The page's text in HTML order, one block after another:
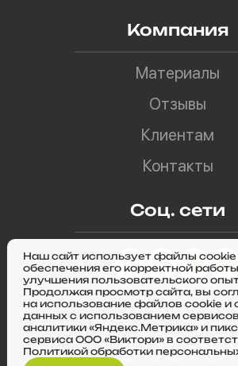
Компания
Материалы
Отзывы
Клиентам
Контакты
Соц. сети
Наш сайт использует файлы cookie
обеспечения его корректной
улучшения пользовательского
Продолжая просмотр сайта, вы
на использование файлов cookie и
данных с использованием
аналитики «Яндекс.Метрика» и
сервиса ООО «Виктори» в
Политикой обработки